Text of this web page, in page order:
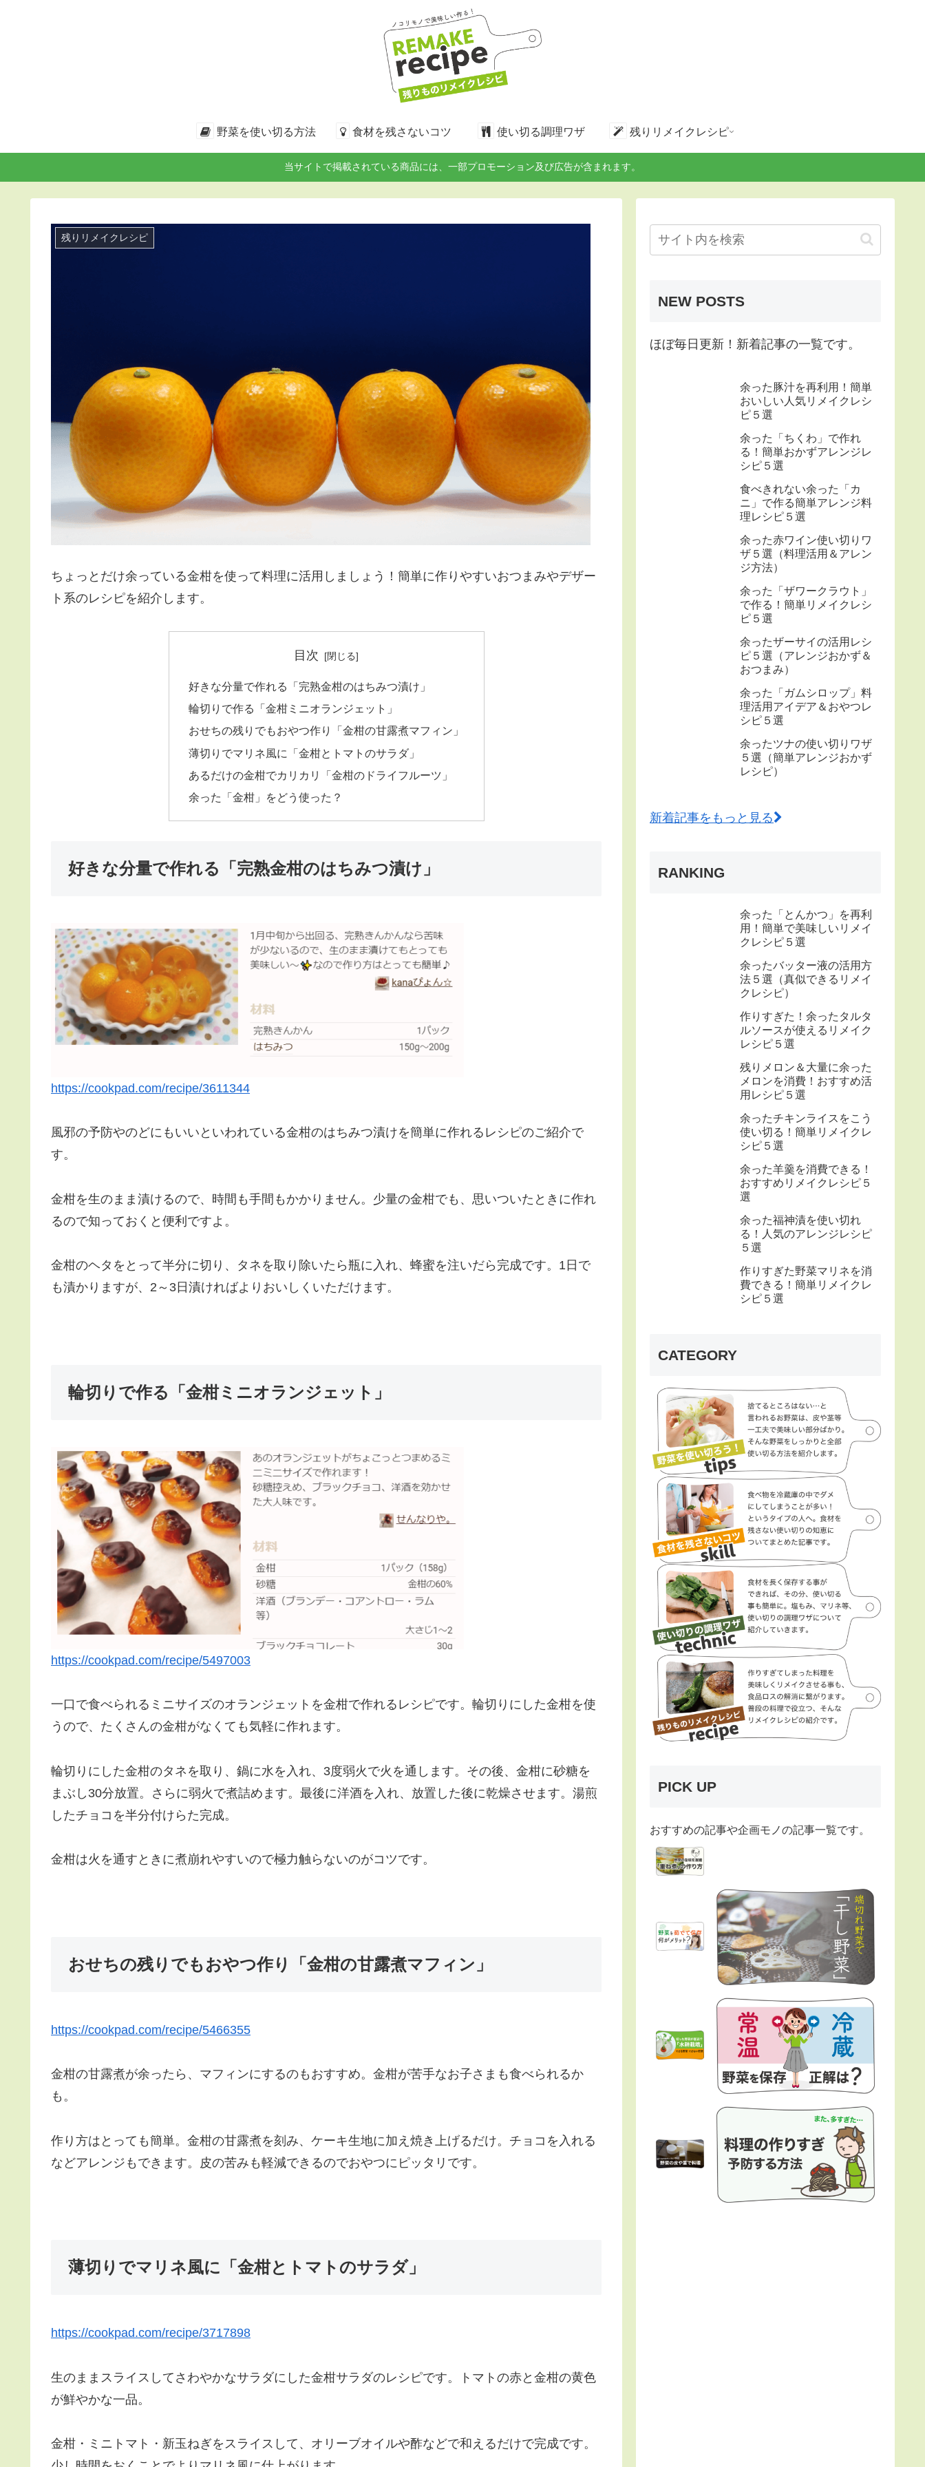
野菜を使い切る方法 食材を残さないコツ 使い切る調理ワザ 残りリメイクレシピ
当サイトで掲載されている商品には、一部プロモーション及び広告が含まれます。
残りリメイクレシピ
ちょっとだけ余っている金柑を使って料理に活用しましょう！簡単に作りやすいおつまみやデザー
ト系のレシピを紹介します。
目次
好きな分量で作れる「完熟金柑のはちみつ漬け」
輪切りで作る「金柑ミニオランジェット」
おせちの残りでもおやつ作り「金柑の甘露煮マフィン」
薄切りでマリネ風に「金柑とトマトのサラダ」
あるだけの金柑でカリカリ「金柑のドライフルーツ」
余った「金柑」をどう使った？
好きな分量で作れる「完熟金柑のはちみつ漬け」
https://cookpad.com/recipe/3611344
風邪の予防やのどにもいいといわれている金柑のはちみつ漬けを簡単に作れるレシピのご紹介で
す。
金柑を生のまま漬けるので、時間も手間もかかりません。少量の金柑でも、思いついたときに作れ
るので知っておくと便利ですよ。
金柑のヘタをとって半分に切り、タネを取り除いたら瓶に入れ、蜂蜜を注いだら完成です。1日で
も漬かりますが、2～3日漬ければよりおいしくいただけます。
輪切りで作る「金柑ミニオランジェット」
https://cookpad.com/recipe/5497003
一口で食べられるミニサイズのオランジェットを金柑で作れるレシピです。輪切りにした金柑を使
うので、たくさんの金柑がなくても気軽に作れます。
輪切りにした金柑のタネを取り、鍋に水を入れ、3度弱火で火を通します。その後、金柑に砂糖を
まぶし30分放置。さらに弱火で煮詰めます。最後に洋酒を入れ、放置した後に乾燥させます。湯煎
したチョコを半分付けらた完成。
金柑は火を通すときに煮崩れやすいので極力触らないのがコツです。
おせちの残りでもおやつ作り「金柑の甘露煮マフィン」
https://cookpad.com/recipe/5466355
金柑の甘露煮が余ったら、マフィンにするのもおすすめ。金柑が苦手なお子さまも食べられるか
も。
作り方はとっても簡単。金柑の甘露煮を刻み、ケーキ生地に加え焼き上げるだけ。チョコを入れる
などアレンジもできます。皮の苦みも軽減できるのでおやつにピッタリです。
薄切りでマリネ風に「金柑とトマトのサラダ」
https://cookpad.com/recipe/3717898
生のままスライスしてさわやかなサラダにした金柑サラダのレシピです。トマトの赤と金柑の黄色
が鮮やかな一品。
金柑・ミニトマト・新玉ねぎをスライスして、オリーブオイルや酢などで和えるだけで完成です。
NEW POSTS
ほぼ毎日更新！新着記事の一覧です。
余った豚汁を再利用！簡単
おいしい人気リメイクレシ
ピ５選
余った「ちくわ」で作れ
る！簡単おかずアレンジレ
シピ５選
食べきれない余った「カ
ニ」で作る簡単アレンジ料
理レシピ５選
余った赤ワイン使い切りワ
ザ５選（料理活用＆アレン
ジ方法）
余った「ザワークラウト」
で作る！簡単リメイクレシ
ピ５選
余ったザーサイの活用レシ
ピ５選（アレンジおかず＆
おつまみ）
余った「ガムシロップ」料
理活用アイデア＆おやつレ
シピ５選
余ったツナの使い切りワザ
５選（簡単アレンジおかず
レシピ）
新着記事をもっと見る
RANKING
余った「とんかつ」を再利
用！簡単で美味しいリメイ
クレシピ５選
余ったバッター液の活用方
法５選（真似できるリメイ
クレシピ）
作りすぎた！余ったタルタ
ルソースが使えるリメイク
レシピ５選
残りメロン＆大量に余った
メロンを消費！おすすめ活
用レシピ５選
余ったチキンライスをこう
使い切る！簡単リメイクレ
シピ５選
余った羊羹を消費できる！
おすすめリメイクレシピ５
選
余った福神漬を使い切れ
る！人気のアレンジレシピ
５選
作りすぎた野菜マリネを消
費できる！簡単リメイクレ
シピ５選
CATEGORY
PICK UP
おすすめの記事や企画モノの記事一覧です。